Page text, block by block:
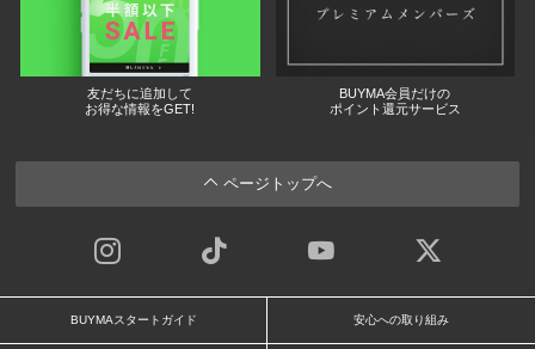
友だちに追加して
お得な情報をGET!
BUYMA会員だけの
ポイント還元サービス
ページトップへ
BUYMAスタートガイド 安心への取り組み